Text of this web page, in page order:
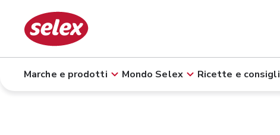
Marche e prodotti Mondo Selex Ricette e consigli